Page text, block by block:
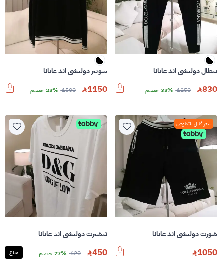
بنطال دولتشي اند غابانا
830
1250 33% خصم
سويتر دولتشي اند غابانا
1150
1500 23% خصم
سعر قابل للتفاوض
شورت دولتشي اند غابانا
1050
تيشيرت دولتشي اند غابانا
450
620 27% خصم مباع